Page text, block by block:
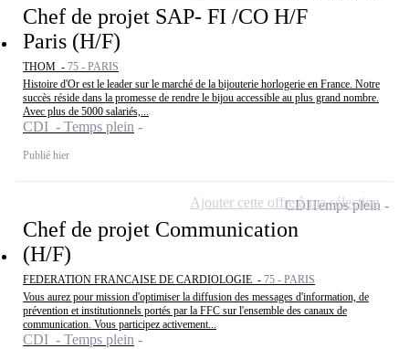
Chef de projet SAP- FI /CO H/F
Paris (H/F)
THOM - 75 - PARIS
Histoire d'Or est le leader sur le marché de la bijouterie horlogerie en France. Notre
succès réside dans la promesse de rendre le bijou accessible au plus grand nombre.
Avec plus de 5000 salariés,...
CDI - Temps plein
Publié hier
Chef de projet Communication
(H/F)
FEDERATION FRANCAISE DE CARDIOLOGIE - 75 - PARIS
Vous aurez pour mission d'optimiser la diffusion des messages d'information, de
prévention et institutionnels portés par la FFC sur l'ensemble des canaux de
communication. Vous participez activement...
CDI - Temps plein
CDITemps plein
Ajouter cette offre à ma sélection